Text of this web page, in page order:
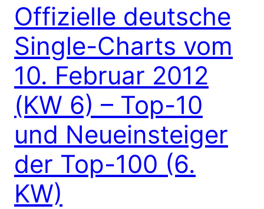
Offizielle deutsche
Single-Charts vom
10. Februar 2012
(KW 6) – Top-10
und Neueinsteiger
der Top-100 (6.
KW)